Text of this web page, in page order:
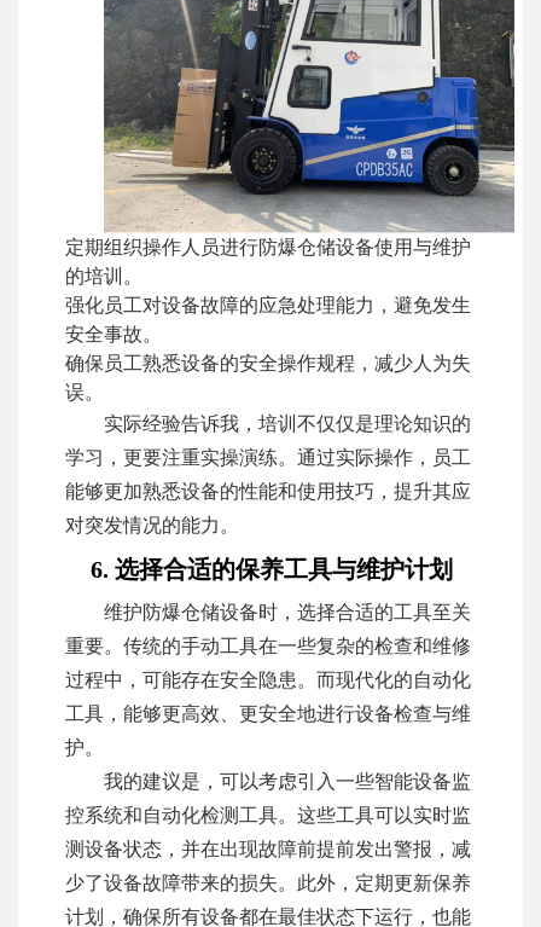
定期组织操作人员进行防爆仓储设备使用与维护
的培训。
强化员工对设备故障的应急处理能力，避免发生
安全事故。
确保员工熟悉设备的安全操作规程，减少人为失
误。
实际经验告诉我，培训不仅仅是理论知识的
学习，更要注重实操演练。通过实际操作，员工
能够更加熟悉设备的性能和使用技巧，提升其应
对突发情况的能力。
6. 选择合适的保养工具与维护计划
维护防爆仓储设备时，选择合适的工具至关
重要。传统的手动工具在一些复杂的检查和维修
过程中，可能存在安全隐患。而现代化的自动化
工具，能够更高效、更安全地进行设备检查与维
护。
我的建议是，可以考虑引入一些智能设备监
控系统和自动化检测工具。这些工具可以实时监
测设备状态，并在出现故障前提前发出警报，减
少了设备故障带来的损失。此外，定期更新保养
计划，确保所有设备都在最佳状态下运行，也能